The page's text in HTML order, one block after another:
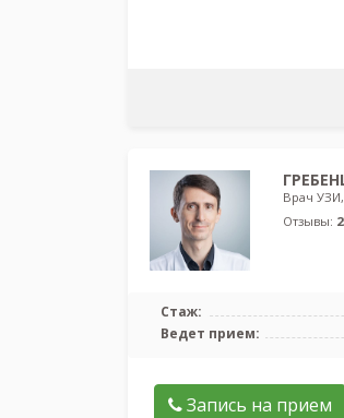
Врач
Отзывы:
Стаж:
Ведет прием:
Запись на прием